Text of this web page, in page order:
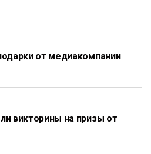
от медиакомпании
викторины на призы от